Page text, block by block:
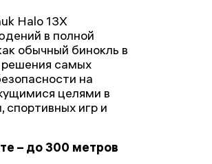
Halo 13X
в полной
обычный бинокль в
самых
на
целями в
спортивных игр и
– до 300 метров